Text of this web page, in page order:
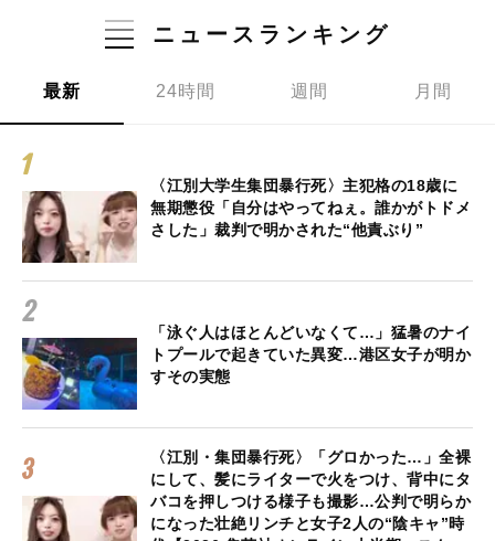
ニュースランキング
最新 24時間 週間 月間
〈江別大学生集団暴行死〉主犯格の18歳に
無期懲役「自分はやってねぇ。誰かがトドメ
さした」裁判で明かされた“他責ぶり”
「泳ぐ人はほとんどいなくて…」猛暑のナイ
トプールで起きていた異変…港区女子が明か
すその実態
〈江別・集団暴行死〉「グロかった…」全裸
にして、髪にライターで火をつけ、背中にタ
バコを押しつける様子も撮影…公判で明らか
になった壮絶リンチと女子2人の“陰キャ”時